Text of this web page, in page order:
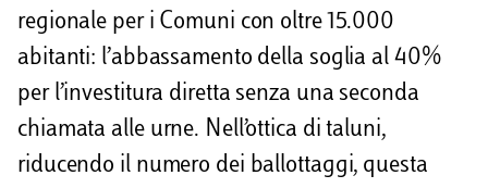
regionale per i Comuni con oltre 15.000
abitanti: l’abbassamento della soglia al 40%
per l’investitura diretta senza una seconda
chiamata alle urne. Nell’ottica di taluni,
riducendo il numero dei ballottaggi, questa